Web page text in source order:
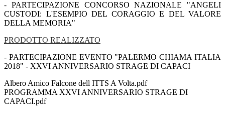
- PARTECIPAZIONE CONCORSO NAZIONALE "ANGELI
CUSTODI: L'ESEMPIO DEL CORAGGIO E DEL VALORE
DELLA MEMORIA"
PRODOTTO REALIZZATO
- PARTECIPAZIONE EVENTO "PALERMO CHIAMA ITALIA
2018" - XXVI ANNIVERSARIO STRAGE DI CAPACI
Albero Amico Falcone dell ITTS A Volta.pdf
PROGRAMMA XXVI ANNIVERSARIO STRAGE DI
CAPACI.pdf